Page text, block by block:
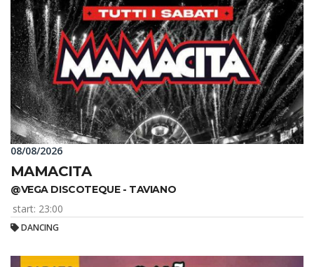
08/08/2026
MAMACITA
@VEGA DISCOTEQUE - TAVIANO
start: 23:00
DANCING